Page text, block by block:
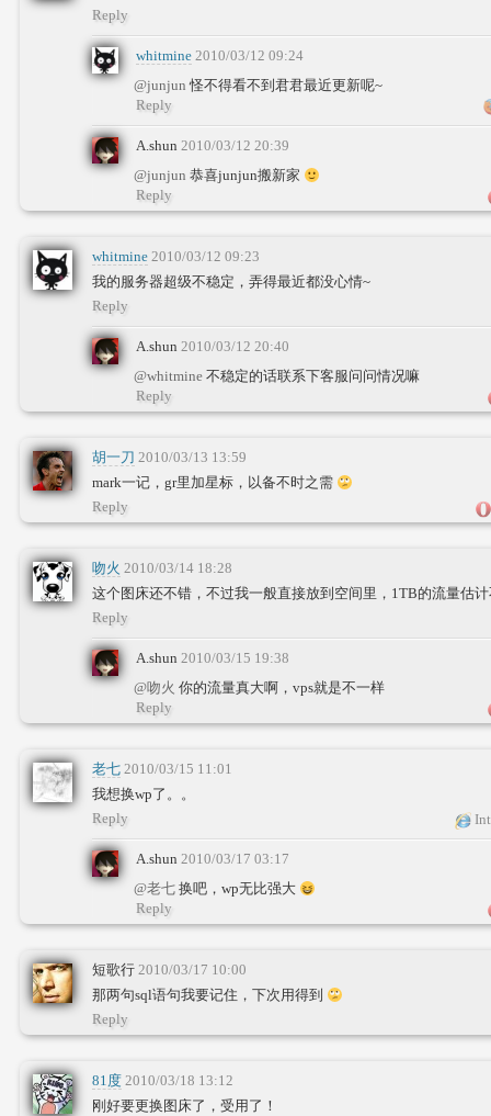
Reply
whitmine 2010/03/12 09:24
@junjun怪不得看不到君君最近更新呢~
Reply
A.shun 2010/03/12 20:39
@junjun 恭喜junjun搬新家
Reply
whitmine 2010/03/12 09:23
我的服务器超级不稳定，弄得最近都没心情~
Reply
A.shun 2010/03/12 20:40
@whitmine 不稳定的话联系下客服问问情况嘛
Reply
胡一刀 2010/03/13 13:59
mark一记，gr里加星标，以备不时之需
Reply
吻火 2010/03/14 18:28
这个图床还不错，不过我一般直接放到空间里，1TB的流量估
Reply
A.shun 2010/03/15 19:38
@吻火 你的流量真大啊，vps就是不一样
Reply
老七 2010/03/15 11:01
我想换wp了。。
Reply
A.shun 2010/03/17 03:17
@老七 换吧，wp无比强大
Reply
短歌行 2010/03/17 10:00
那两句sql语句我要记住，下次用得到
Reply
81度 2010/03/18 13:12
刚好要更换图床了，受用了！